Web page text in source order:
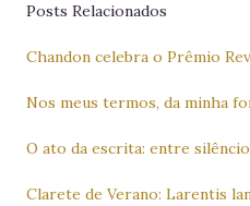
Posts Relacionados
Chandon celebra o Prêmio
Nos meus termos, da minha
O ato da escrita: entre
Clarete de Verano: Larentis